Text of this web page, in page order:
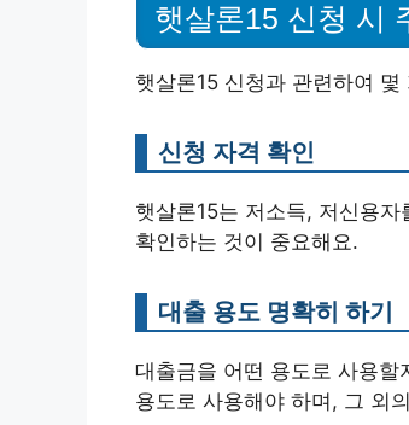
햇살론15 신청 시
햇살론15 신청과 관련하여
신청 자격 확인
햇살론15는 저소득, 저신용
확인하는 것이 중요해요.
대출 용도 명확히 하기
대출금을 어떤 용도로 사용
용도로 사용해야 하며, 그 외